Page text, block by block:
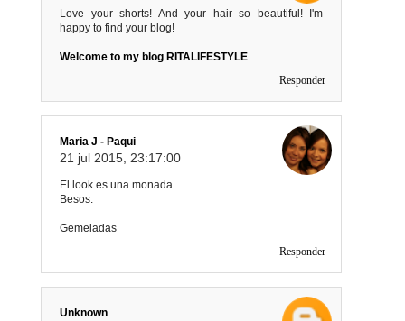
Love your shorts! And your hair so beautiful! I'm
happy to find your blog!
Welcome to my blog RITALIFESTYLE
Responder
Maria J - Paqui
21 jul 2015, 23:17:00
El look es una monada.
Besos.
Gemeladas
Responder
Unknown